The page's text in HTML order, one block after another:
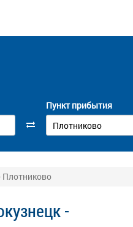
Пункт прибытия
Плотниково
-